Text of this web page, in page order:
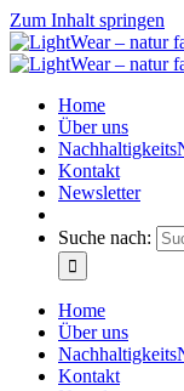
Zum Inhalt springen
Home
Über uns
Kontakt
Newsletter
Suche nach:
Home
Über uns
Kontakt